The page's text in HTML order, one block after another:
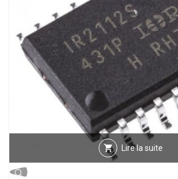
Lire la suite